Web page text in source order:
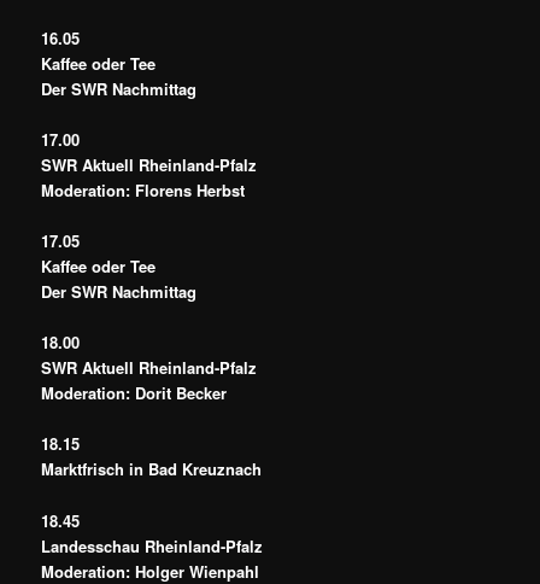
16.05
Kaffee oder Tee
Der SWR Nachmittag
17.00
SWR Aktuell Rheinland-Pfalz
Moderation: Florens Herbst
17.05
Kaffee oder Tee
Der SWR Nachmittag
18.00
SWR Aktuell Rheinland-Pfalz
Moderation: Dorit Becker
18.15
Marktfrisch in Bad Kreuznach
18.45
Landesschau Rheinland-Pfalz
Moderation: Holger Wienpahl